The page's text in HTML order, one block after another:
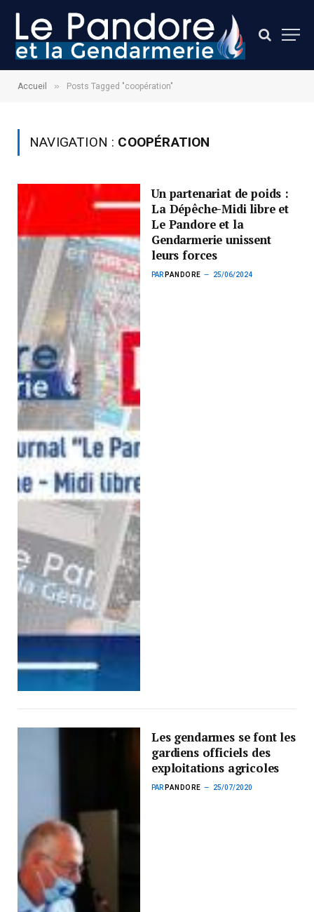
Accueil » Posts Tagged "coopération"
NAVIGATION : COOPÉRATION
Un partenariat de poids :
La Dépêche-Midi libre et
Le Pandore et la
Gendarmerie unissent
leurs forces
PAR PANDORE 25/06/2024
Les gendarmes se font les
gardiens officiels des
exploitations agricoles
PAR PANDORE 25/07/2020